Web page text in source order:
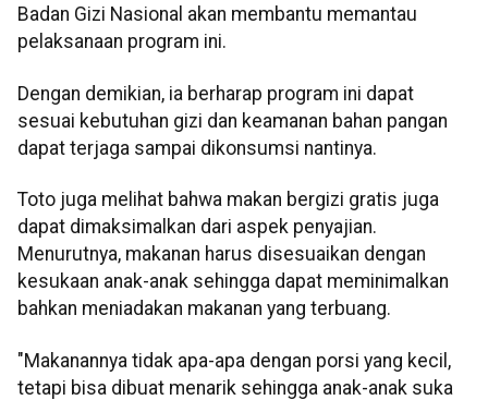
Badan Gizi Nasional akan membantu memantau
pelaksanaan program ini.
Dengan demikian, ia berharap program ini dapat
sesuai kebutuhan gizi dan keamanan bahan pangan
dapat terjaga sampai dikonsumsi nantinya.
Toto juga melihat bahwa makan bergizi gratis juga
dapat dimaksimalkan dari aspek penyajian.
Menurutnya, makanan harus disesuaikan dengan
kesukaan anak-anak sehingga dapat meminimalkan
bahkan meniadakan makanan yang terbuang.
"Makanannya tidak apa-apa dengan porsi yang kecil,
tetapi bisa dibuat menarik sehingga anak-anak suka